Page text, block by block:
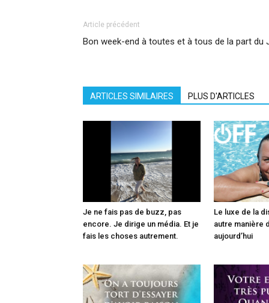
Article précédent
Bon week-end à toutes et à tous de la part du
ARTICLES SIMILAIRES PLUS D'ARTICLES
Je ne fais pas de buzz, pas
encore. Je dirige un média. Et je
fais les choses autrement.
Le luxe de la
autre manière
aujourd’hui